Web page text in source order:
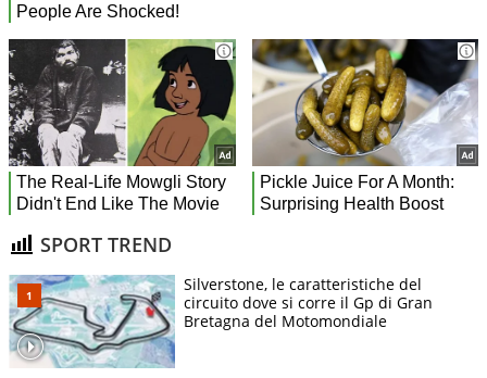
SPORT TREND
Silverstone, le caratteristiche del
circuito dove si corre il Gp di Gran
Bretagna del Motomondiale